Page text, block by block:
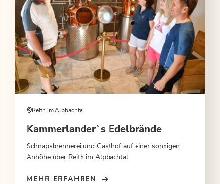
Reith im Alpbachtal
Kammerlander`s Edelbrände
Schnapsbrennerei und Gasthof auf einer sonnigen
Anhöhe über Reith im Alpbachtal
MEHR ERFAHREN